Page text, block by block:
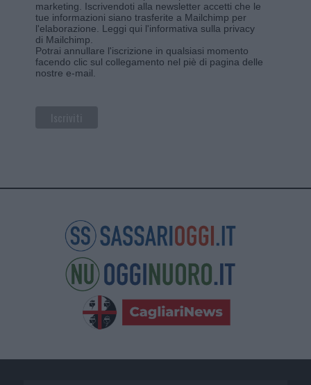
marketing. Iscrivendoti alla newsletter accetti che le
tue informazioni siano trasferite a Mailchimp per
l'elaborazione. Leggi qui l'informativa sulla privacy
di Mailchimp
Potrai annullare l'iscrizione in qualsiasi momento
facendo clic sul collegamento nel piè di pagina delle
nostre e-mail.